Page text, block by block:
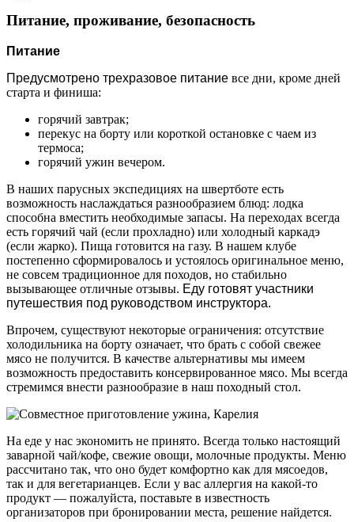
Питание, проживание, безопасность
Питание
Предусмотрено трехразовое питание все дни, кроме дней
старта и финиша:
горячий завтрак;
перекус на борту или короткой остановке с чаем из
термоса;
горячий ужин вечером.
В наших парусных экспедициях на швертботе есть
возможность наслаждаться разнообразием блюд: лодка
способна вместить необходимые запасы. На переходах всегда
есть горячий чай (если прохладно) или холодный каркадэ
(если жарко). Пища готовится на газу. В нашем клубе
постепенно сформировалось и устоялось оригинальное меню,
не совсем традиционное для походов, но стабильно
вызывающее отличные отзывы. Еду готовят участники
путешествия под руководством инструктора.
Впрочем, существуют некоторые ограничения: отсутствие
холодильника на борту означает, что брать с собой свежее
мясо не получится. В качестве альтернативы мы имеем
возможность предоставить консервированное мясо. Мы всегда
стремимся внести разнообразие в наш походный стол.
На еде у нас экономить не принято. Всегда только настоящий
заварной чай/кофе, свежие овощи, молочные продукты. Меню
рассчитано так, что оно будет комфортно как для мясоедов,
так и для вегетарианцев. Если у вас аллергия на какой-то
продукт — пожалуйста, поставьте в известность
организаторов при бронировании места, решение найдется.